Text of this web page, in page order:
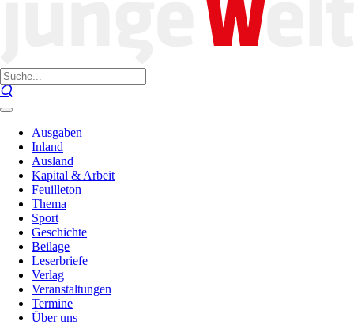
Ausgaben
Inland
Ausland
Kapital & Arbeit
Feuilleton
Thema
Sport
Geschichte
Beilage
Leserbriefe
Verlag
Veranstaltungen
Termine
Über uns